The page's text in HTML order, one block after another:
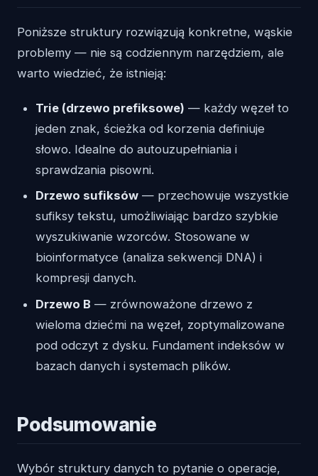
Poniższe struktury rozwiązują konkretne, wąskie
problemy — nie są codziennym narzędziem, ale
warto wiedzieć, że istnieją:
Trie (drzewo prefiksowe) — każdy węzeł to
jeden znak, ścieżka od korzenia definiuje
słowo. Idealne do autouzupełniania i
sprawdzania pisowni.
Drzewo sufiksów — przechowuje wszystkie
sufiksy tekstu, umożliwiając bardzo szybkie
wyszukiwanie wzorców. Stosowane w
bioinformatyce (analiza sekwencji DNA) i
kompresji danych.
Drzewo B — zrównoważone drzewo z
wieloma dziećmi na węzeł, zoptymalizowane
pod odczyt z dysku. Fundament indeksów w
bazach danych i systemach plików.
Podsumowanie
Wybór struktury danych to pytanie o operacje,